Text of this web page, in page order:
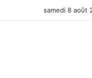
samedi 8 août